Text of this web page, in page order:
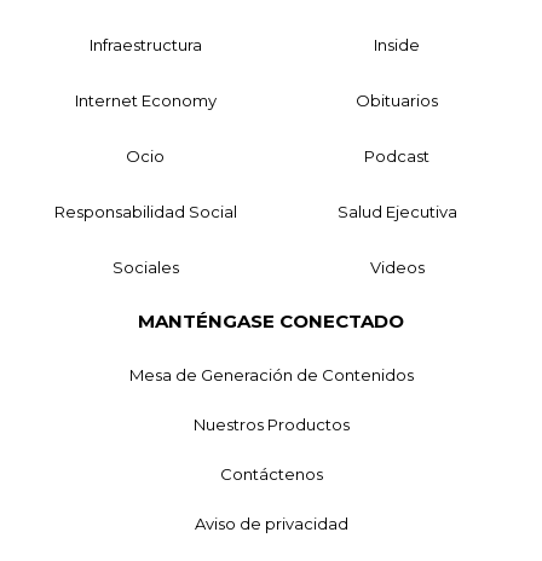
Infraestructura Inside
Internet Economy Obituarios
Ocio Podcast
Responsabilidad Social Salud Ejecutiva
Sociales Videos
MANTÉNGASE CONECTADO
Mesa de Generación de Contenidos
Nuestros Productos
Contáctenos
Aviso de privacidad